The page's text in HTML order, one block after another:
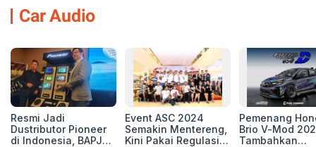
Car Audio
Resmi Jadi
Dustributor Pioneer
di Indonesia, BAPJ
Event ASC 2024
Semakin Mentereng,
Kini Pakai Regulasi
Pemenang
Brio V-Mod
Tambahkan